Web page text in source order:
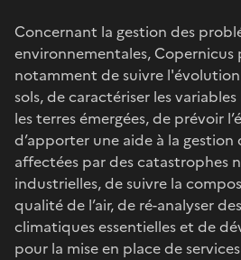
Concernant la gestion des
environnementales,
notamment de suivre
sols, de caractériser les
les terres émergées, de prévoir
d’apporter une aide à la gestion
affectées par des catastrophes
industrielles, de suivre la
qualité de l’air, de ré-analyser
climatiques essentielles et de
pour la mise en place de